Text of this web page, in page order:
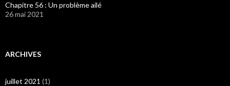
Chapitre 56 : Un problème ailé
26 mai 2021
ARCHIVES
juillet 2021 (1)